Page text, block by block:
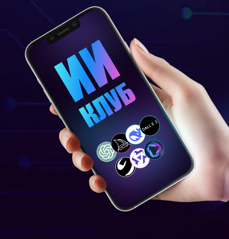
Чему вы
научитесь
в клубе
1. Создавать ИИ-агентов под ваши
Настроим автономных агентов: например,
умного ИИ-трекера задач, авто-анализатор
почты и Telegram-чатов или систему
сквозного аудита Яндекс. Директа и звонков